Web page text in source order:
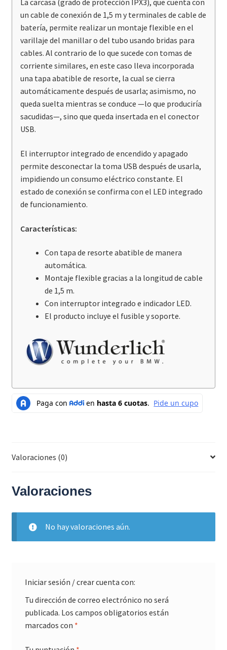
La carcasa (grado de protección IPX3), que cuenta con
un cable de conexión de 1,5 m y terminales de cable de
batería, permite realizar un montaje flexible en el
varillaje del manillar o del tubo usando bridas para
cables. Al contrario de lo que sucede con tomas de
corriente similares, en este caso lleva incorporada
una tapa abatible de resorte, la cual se cierra
automáticamente después de usarla; asimismo, no
queda suelta mientras se conduce —lo que produciría
sacudidas—, sino que queda insertada en el conector
USB.
El interruptor integrado de encendido y apagado
permite desconectar la toma USB después de usarla,
impidiendo un consumo eléctrico constante. El
estado de conexión se confirma con el LED integrado
de funcionamiento.
Características:
Con tapa de resorte abatible de manera
automática.
Montaje flexible gracias a la longitud de cable
de 1,5 m.
Con interruptor integrado e indicador LED.
El producto incluye el fusible y soporte.
Valoraciones (0)
Valoraciones
No hay valoraciones aún.
Iniciar sesión / crear cuenta con:
Tu dirección de correo electrónico no será
publicada. Los campos obligatorios están
marcados con *